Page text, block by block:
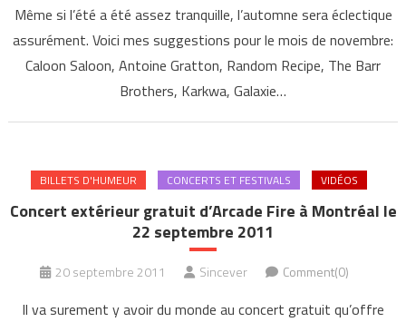
Même si l’été a été assez tranquille, l’automne sera éclectique
assurément. Voici mes suggestions pour le mois de novembre:
Caloon Saloon, Antoine Gratton, Random Recipe, The Barr
Brothers, Karkwa, Galaxie…
BILLETS D'HUMEUR CONCERTS ET FESTIVALS VIDÉOS
Concert extérieur gratuit d’Arcade Fire à Montréal le
22 septembre 2011
20 septembre 2011 Sincever Comment(0)
Il va surement y avoir du monde au concert gratuit qu’offre